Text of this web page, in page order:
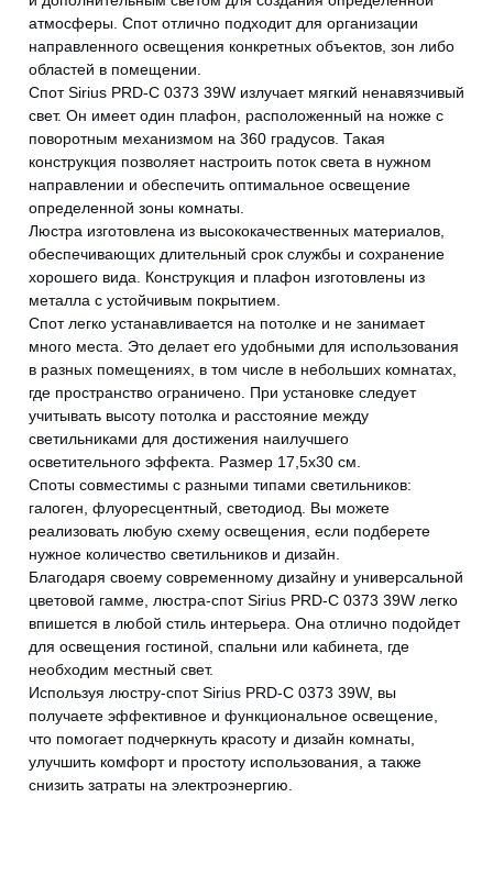
атмосферы. Спот отлично подходит для организации
направленного освещения конкретных объектов, зон либо
областей в помещении.
Спот Sirius PRD-C 0373 39W излучает мягкий ненавязчивый
свет. Он имеет один плафон, расположенный на ножке с
поворотным механизмом на 360 градусов. Такая
конструкция позволяет настроить поток света в нужном
направлении и обеспечить оптимальное освещение
определенной зоны комнаты.
Люстра изготовлена ​​из высококачественных материалов,
обеспечивающих длительный срок службы и сохранение
хорошего вида. Конструкция и плафон изготовлены из
металла с устойчивым покрытием.
Спот легко устанавливается на потолке и не занимает
много места. Это делает его удобными для использования
в разных помещениях, в том числе в небольших комнатах,
где пространство ограничено. При установке следует
учитывать высоту потолка и расстояние между
светильниками для достижения наилучшего
осветительного эффекта. Размер 17,5х30 см.
Споты совместимы с разными типами светильников:
галоген, флуоресцентный, светодиод. Вы можете
реализовать любую схему освещения, если подберете
нужное количество светильников и дизайн.
Благодаря своему современному дизайну и универсальной
цветовой гамме, люстра-спот Sirius PRD-C 0373 39W легко
впишется в любой стиль интерьера. Она отлично подойдет
для освещения гостиной, спальни или кабинета, где
необходим местный свет.
Используя люстру-спот Sirius PRD-C 0373 39W, вы
получаете эффективное и функциональное освещение,
что помогает подчеркнуть красоту и дизайн комнаты,
улучшить комфорт и простоту использования, а также
снизить затраты на электроэнергию.
OK
CANCEL